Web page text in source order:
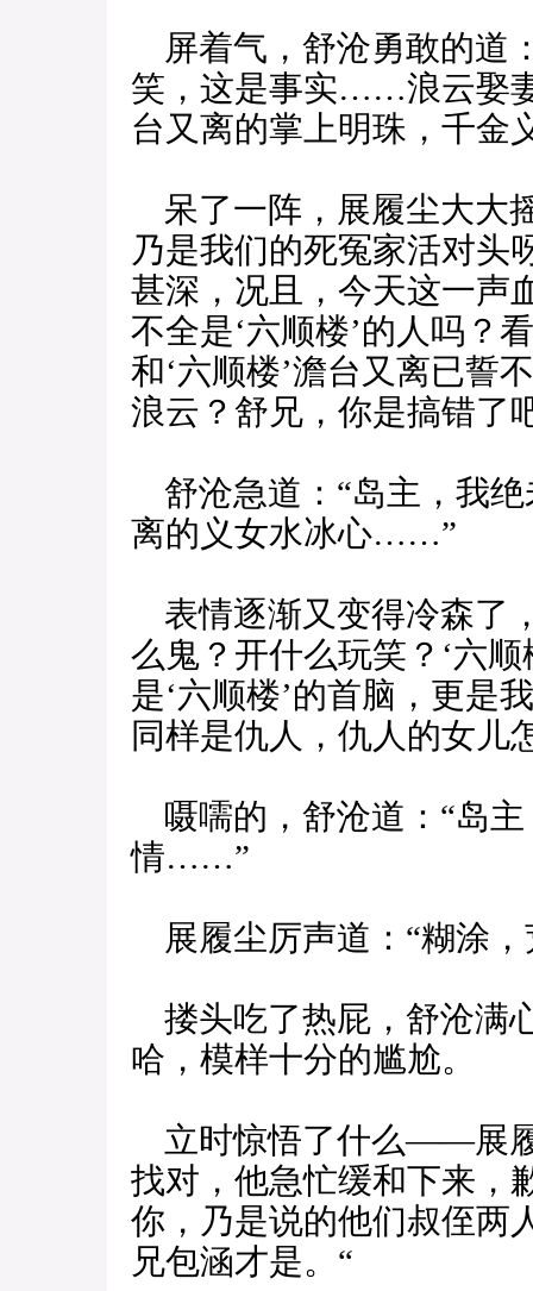
屏着气，舒沧勇敢的道
笑，这是事实……浪云娶
台又离的掌上明珠，千金
呆了一阵，展履尘大大
乃是我们的死冤家活对头
甚深，况且，今天这一声
不全是‘六顺楼’的人吗
和‘六顺楼’澹台又离已誓
浪云？舒兄，你是搞错了
舒沧急道：“岛主，我
离的义女水冰心……”
表情逐渐又变得冷森了
么鬼？开什么玩笑？‘六
是‘六顺楼’的首脑，更是
同样是仇人，仇人的女儿
嗫嚅的，舒沧道：“岛
情……”
展履尘厉声道：“糊涂，
搂头吃了热屁，舒沧满
哈，模样十分的尴尬。
立时惊悟了什么——展
找对，他急忙缓和下来，
你，乃是说的他们叔侄两
兄包涵才是。“